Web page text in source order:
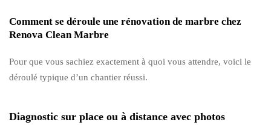
Comment se déroule une rénovation de marbre chez
Renova Clean Marbre
Pour que vous sachiez exactement à quoi vous attendre, voici le
déroulé typique d’un chantier réussi.
Diagnostic sur place ou à distance avec photos